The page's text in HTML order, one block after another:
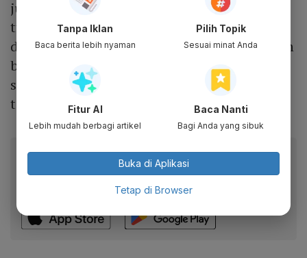
juta. Mie tersebut diberi
sayuran,
tteokbokki (makanan khas Korea), telur dan
daging wagyu. Sisca dan Aliyyah mengatakan
bahwa makanan tersebut sangat enak. Baru
satu hari diunggah, video TikTok Sisca Kohl
telah ditonton hingga 4,6 juta pengguna.
Baca artikel ini lewat aplikasi mobile.
Dapatkan pengalaman membaca lebih nyaman dan nikmati
fitur menarik lainnya lewat aplikasi mobile Katadata.
Tanpa Iklan
Baca berita lebih nyaman
Pilih Topik
Sesuai minat Anda
Fitur AI
Lebih mudah berbagi artikel
Baca Nanti
Bagi Anda yang sibuk
Buka di Aplikasi
Tetap di Browser